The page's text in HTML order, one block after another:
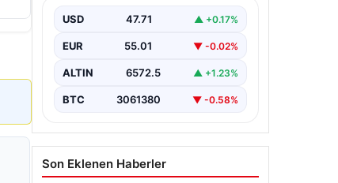
belli oldu
{"title": "İcra Takibine Zarar Verme
Nedeniyle Avukata Yönelik Silahlı
"content":…
USD 47.71 ▲ +0.17%
EUR 55.01 ▼ -0.02%
ALTIN 6572.5 ▲ +1.23%
BTC 3061380 ▼ -0.58%
Son Eklenen Haberler